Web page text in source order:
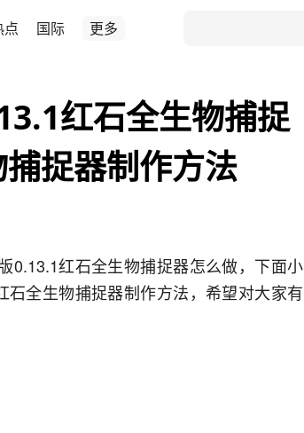
点 国际 更多
红石全生物捕捉
捉器制作方法
0.13.1红石全生物捕捉器怎么做，下面小
全生物捕捉器制作方法，希望对大家有